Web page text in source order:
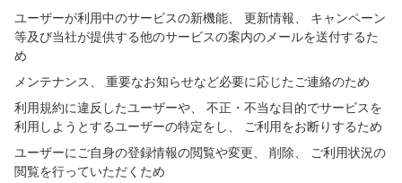
ユーザーが利用中のサービスの新機能、 更新情報、 キャンペーン
等及び当社が提供する他のサービスの案内のメールを送付するた
め
メンテナンス、 重要なお知らせなど必要に応じたご連絡のため
利用規約に違反したユーザーや、 不正・不当な目的でサービスを
利用しようとするユーザーの特定をし、 ご利用をお断りするため
ユーザーにご自身の登録情報の閲覧や変更、 削除、 ご利用状況の
閲覧を行っていただくため